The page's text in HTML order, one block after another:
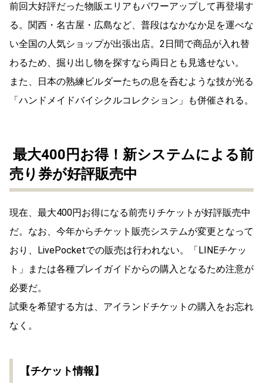
前回大好評だった物販エリアもパワーアップして再登場す
る。関西・名古屋・広島など、普段はなかなか足を運べな
い全国の人気ショップが出張出店。2日間で商品が入れ替
わるため、掘り出し物を探すなら両日とも見逃せない。
また、日本の熟練ビルダーたちの息を呑むような技が光る
「ハンドメイドバイシクルコレクション」も併催される。
最大400円お得！新システムによる前
売り券が好評販売中
現在、最大400円お得になる前売りチケットが好評販売中
だ。なお、今年からチケット販売システムが変更となって
おり、LivePocketでの販売は行われない。「LINEチケッ
ト」または各種プレイガイドからの購入となるため注意が
必要だ。
試乗を希望する方は、アイランドチケットの購入をお忘れ
なく。
【チケット情報】